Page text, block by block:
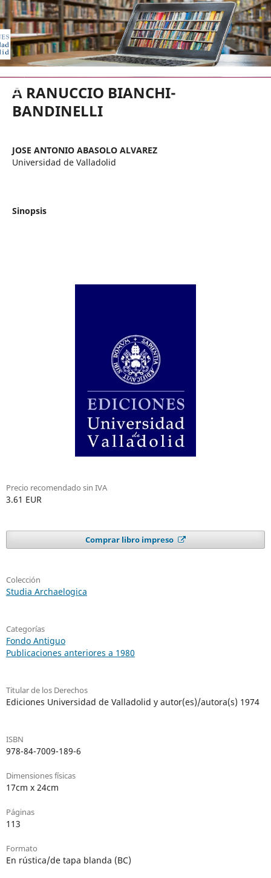
EDICIONES UNIVERSIDAD DE
A RANUCCIO BIANCHI-
BANDINELLI
JOSE ANTONIO ABASOLO ALVAREZ
Universidad de Valladolid
Sinopsis
Precio recomendado sin IVA
3.61 EUR
Comprar libro impreso
Colección
Studia Archaelogica
Categorías
Fondo Antiguo
Publicaciones anteriores a 1980
Titular de los Derechos
Ediciones Universidad de Valladolid y autor(es)/autora(s) 1974
ISBN
978-84-7009-189-6
Dimensiones físicas
17cm x 24cm
Páginas
113
Formato
En rústica/de tapa blanda (BC)